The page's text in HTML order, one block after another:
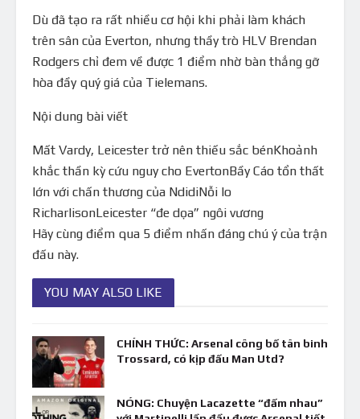
Dù đã tạo ra rất nhiều cơ hội khi phải làm khách
trên sân của Everton, nhưng thầy trò HLV Brendan
Rodgers chỉ đem về được 1 điểm nhờ bàn thắng gỡ
hòa đầy quý giá của Tielemans.
Nội dung bài viết
Mất Vardy, Leicester trở nên thiếu sắc bénKhoảnh
khắc thần kỳ cứu nguy cho EvertonBầy Cáo tổn thất
lớn với chấn thương của NdidiNỗi lo
RicharlisonLeicester “đe dọa” ngôi vương
Hãy cùng điểm qua 5 điểm nhấn đáng chú ý của trận
đấu này.
YOU MAY ALSO LIKE
CHÍNH THỨC: Arsenal công bố tân binh
Trossard, có kịp đấu Man Utd?
NÓNG: Chuyện Lacazette “đấm nhau”